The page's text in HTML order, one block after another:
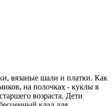
вязаные шали и платки. Как
на полочках - куклы в
возраста. Дети